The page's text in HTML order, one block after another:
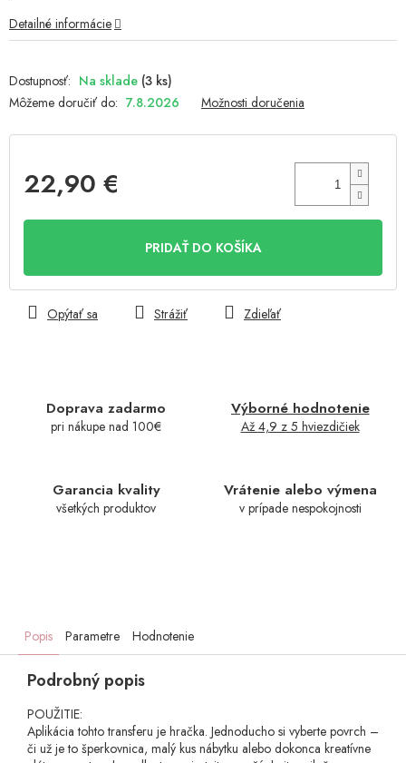
Na sklade (3 ks)
Môžeme doručiť do: 7.8.2026 Možnosti doručenia
22,90 €
PRIDAŤ DO KOŠÍKA
Doprava zadarmo
pri nákupe nad 100€
Výborné hodnotenie
Až 4,9 z 5 hviezdičiek
Garancia kvality
všetkých produktov
Vrátenie alebo výmena
v prípade nespokojnosti
Detailné informácie
Opýtať sa Strážiť Zdieľať
Popis Parametre Hodnotenie
Podrobný popis
POUŽITIE:
Aplikácia tohto transferu je hračka. Jednoducho si vyberte povrch –
či už je to šperkovnica, malý kus nábytku alebo dokonca kreatívne